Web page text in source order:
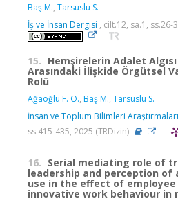
Baş M., Tarsuslu S.
İş ve İnsan Dergisi , cilt.12, sa.1, ss.26-
15. Hemşirelerin Adalet
Arasındaki İlişkide Örgütsel
Rolü
Ağaoğlu F. O., Baş M., Tarsuslu S.
İnsan ve Toplum Bilimleri
ss.415-435, 2025 (TRDizin)
16. Serial mediating role of
leadership and perception
use in the effect of employee
innovative work behaviour in